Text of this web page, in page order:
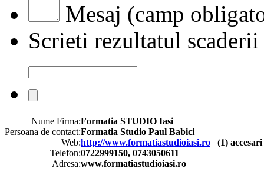
Mesaj (camp
Scrieti rezultatul scaderii
Nume Firma:Formatia STUDIO Iasi
Persoana de contact:Formatia Studio Paul Babici
Web:http://www.formatiastudioiasi.ro (1) accesari
Telefon:0722999150, 0743050611
Adresa:www.formatiastudioiasi.ro